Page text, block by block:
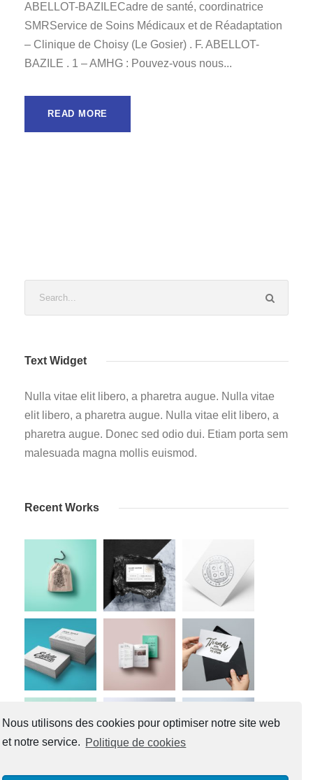
Nous utilisons des cookies pour optimiser notre site web
et notre service. Politique de cookies
ABELLOT-BAZILECadre de santé, coordinatrice
SMRService de Soins Médicaux et de Réadaptation
– Clinique de Choisy (Le Gosier) . F. ABELLOT-
BAZILE . 1 – AMHG : Pouvez-vous nous...
READ MORE
Text Widget
Nulla vitae elit libero, a pharetra augue. Nulla vitae
elit libero, a pharetra augue. Nulla vitae elit libero, a
pharetra augue. Donec sed odio dui. Etiam porta sem
malesuada magna mollis euismod.
Recent Works